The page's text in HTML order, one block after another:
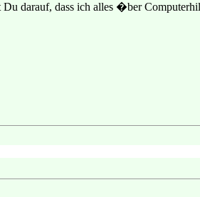
darauf, dass ich alles �ber